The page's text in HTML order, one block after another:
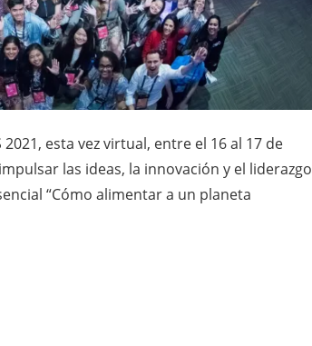
esta vez virtual, entre el 16 al 17 de
las ideas, la innovación y el liderazgo
“Cómo alimentar a un planeta